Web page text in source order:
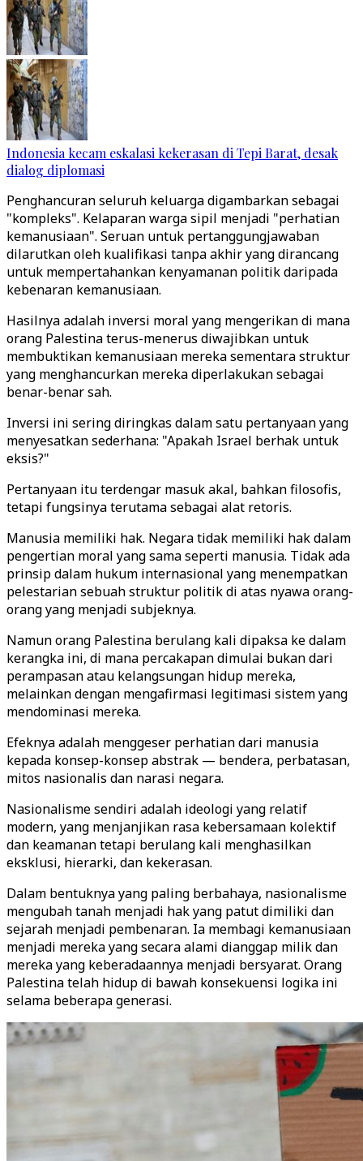
Indonesia kecam eskalasi kekerasan di Tepi Barat, desak
dialog diplomasi
Penghancuran seluruh keluarga digambarkan sebagai
"kompleks". Kelaparan warga sipil menjadi "perhatian
kemanusiaan". Seruan untuk pertanggungjawaban
dilarutkan oleh kualifikasi tanpa akhir yang dirancang
untuk mempertahankan kenyamanan politik daripada
kebenaran kemanusiaan.
Hasilnya adalah inversi moral yang mengerikan di mana
orang Palestina terus-menerus diwajibkan untuk
membuktikan kemanusiaan mereka sementara struktur
yang menghancurkan mereka diperlakukan sebagai
benar-benar sah.
Inversi ini sering diringkas dalam satu pertanyaan yang
menyesatkan sederhana: "Apakah Israel berhak untuk
eksis?"
Pertanyaan itu terdengar masuk akal, bahkan filosofis,
tetapi fungsinya terutama sebagai alat retoris.
Manusia memiliki hak. Negara tidak memiliki hak dalam
pengertian moral yang sama seperti manusia. Tidak ada
prinsip dalam hukum internasional yang menempatkan
pelestarian sebuah struktur politik di atas nyawa orang-
orang yang menjadi subjeknya.
Namun orang Palestina berulang kali dipaksa ke dalam
kerangka ini, di mana percakapan dimulai bukan dari
perampasan atau kelangsungan hidup mereka,
melainkan dengan mengafirmasi legitimasi sistem yang
mendominasi mereka.
Efeknya adalah menggeser perhatian dari manusia
kepada konsep-konsep abstrak — bendera, perbatasan,
mitos nasionalis dan narasi negara.
Nasionalisme sendiri adalah ideologi yang relatif
modern, yang menjanjikan rasa kebersamaan kolektif
dan keamanan tetapi berulang kali menghasilkan
eksklusi, hierarki, dan kekerasan.
Dalam bentuknya yang paling berbahaya, nasionalisme
mengubah tanah menjadi hak yang patut dimiliki dan
sejarah menjadi pembenaran. Ia membagi kemanusiaan
menjadi mereka yang secara alami dianggap milik dan
mereka yang keberadaannya menjadi bersyarat. Orang
Palestina telah hidup di bawah konsekuensi logika ini
selama beberapa generasi.